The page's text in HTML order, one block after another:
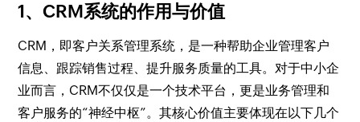
1、CRM系统的作用与价值
CRM，即客户关系管理系统，是一种帮助企业管理客户
信息、跟踪销售过程、提升服务质量的工具。对于中小企
业而言，CRM不仅仅是一个技术平台，更是业务管理和
客户服务的“神经中枢”。其核心价值主要体现在以下几个